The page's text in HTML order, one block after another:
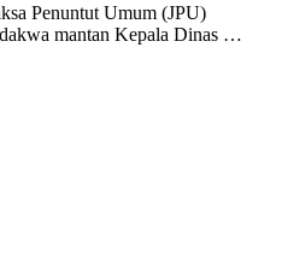
Penuntut Umum (JPU)
mantan Kepala Dinas …